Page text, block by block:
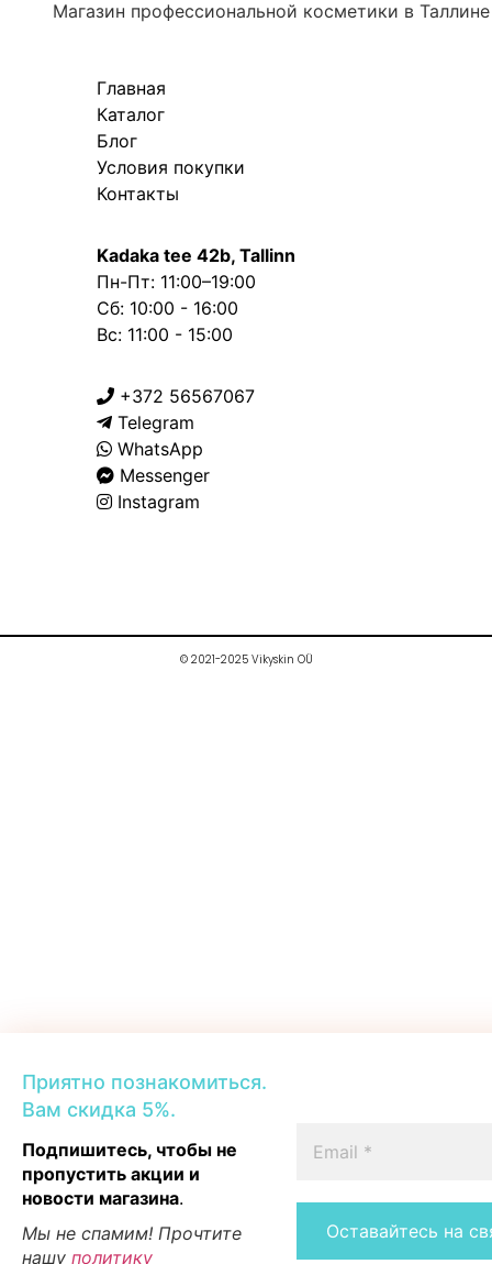
Приятно познакомиться.
Вам скидка 5%.
Подпишитесь, чтобы не
пропустить акции и
новости магазина.
Мы не спамим! Прочтите
нашу политику
Магазин профессиональной косметики в Таллине
Главная
Каталог
Блог
Условия покупки
Контакты
Kadaka tee 42b, Tallinn
Пн-Пт: 11:00–19:00
Сб: 10:00 - 16:00
Вс: 11:00 - 15:00
+372 56567067
Telegram
WhatsApp
Messenger
Instagram
© 2021-2025 Vikyskin OÜ